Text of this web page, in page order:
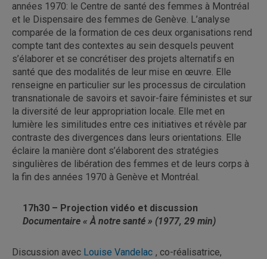
années 1970: le Centre de santé des femmes à Montréal
et le Dispensaire des femmes de Genève. L’analyse
comparée de la formation de ces deux organisations rend
compte tant des contextes au sein desquels peuvent
s’élaborer et se concrétiser des projets alternatifs en
santé que des modalités de leur mise en œuvre. Elle
renseigne en particulier sur les processus de circulation
transnationale de savoirs et savoir-faire féministes et sur
la diversité de leur appropriation locale. Elle met en
lumière les similitudes entre ces initiatives et révèle par
contraste des divergences dans leurs orientations. Elle
éclaire la manière dont s’élaborent des stratégies
singulières de libération des femmes et de leurs corps à
la fin des années 1970 à Genève et Montréal.
17h30 – Projection vidéo et discussion
Documentaire « À notre santé » (1977, 29 min)
Discussion avec Louise Vandelac , co-réalisatrice,